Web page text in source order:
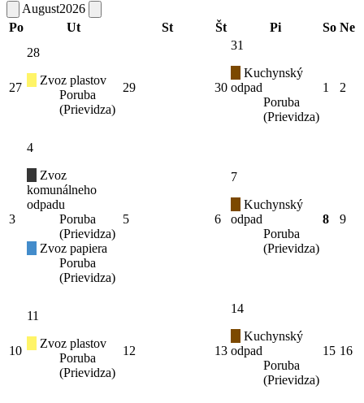
August2026
Po
Ut St Št Pi So Ne
27
28
Zvoz plastov
Poruba
(Prievidza)
29 30
31
Kuchynský
odpad
Poruba
(Prievidza)
1 2
3
4
Zvoz
komunálneho
odpadu
Poruba
(Prievidza)
Zvoz papiera
Poruba
(Prievidza)
5 6
7
Kuchynský
odpad
Poruba
(Prievidza)
8 9
10
11
Zvoz plastov
Poruba
(Prievidza)
12 13
14
Kuchynský
odpad
Poruba
(Prievidza)
15 16